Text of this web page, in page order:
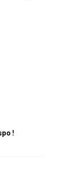
!